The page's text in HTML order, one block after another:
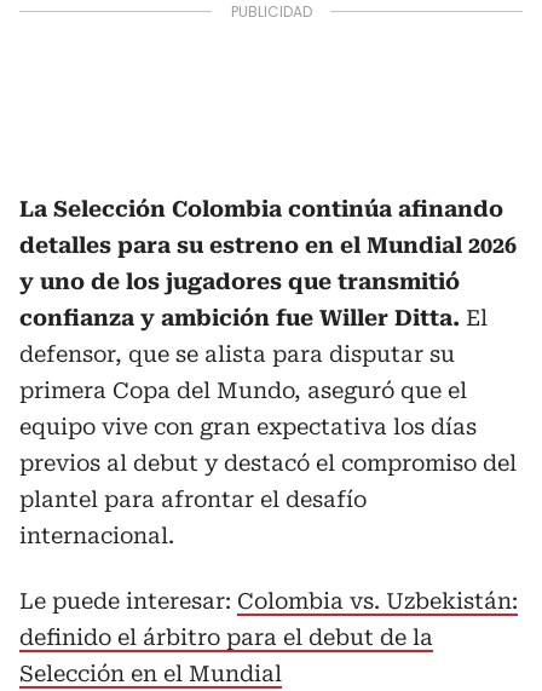
La Selección Colombia continúa afinando
detalles para su estreno en el Mundial 2026
y uno de los jugadores que transmitió
confianza y ambición fue Willer Ditta. El
defensor, que se alista para disputar su
primera Copa del Mundo, aseguró que el
equipo vive con gran expectativa los días
previos al debut y destacó el compromiso del
plantel para afrontar el desafío
internacional.
Le puede interesar: Colombia vs. Uzbekistán:
definido el árbitro para el debut de la
Selección en el Mundial